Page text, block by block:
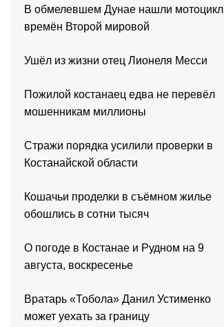
В обмелевшем Дунае нашли мотоцикл
времён Второй мировой
Ушёл из жизни отец Лионеля Месси
Пожилой костанаец едва не перевёл
мошенникам миллионы
Стражи порядка усилили проверки в
Костанайской области
Кошачьи проделки в съёмном жилье
обошлись в сотни тысяч
О погоде в Костанае и Рудном на 9
августа, воскресенье
Вратарь «Тобола» Данил Устименко
может уехать за границу